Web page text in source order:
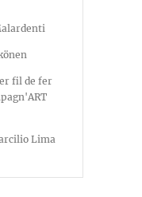
fil de fer
Lima